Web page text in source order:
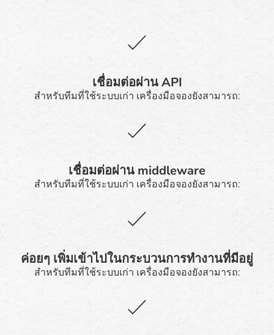
เชื่อมต่อผ่าน API
สำหรับทีมที่ใช้ระบบเก่า เครื่องมือจองยังสามารถ:
เชื่อมต่อผ่าน middleware
สำหรับทีมที่ใช้ระบบเก่า เครื่องมือจองยังสามารถ:
ค่อยๆ เพิ่มเข้าไปในกระบวนการทำงานที่มีอยู่
สำหรับทีมที่ใช้ระบบเก่า เครื่องมือจองยังสามารถ: